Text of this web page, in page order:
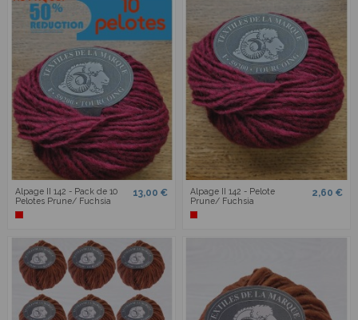
Alpage II 142 - Pack de 10
Pelotes Prune/ Fuchsia
13,00 €
Alpage II 142 - Pelote
Prune/ Fuchsia
2,60 €